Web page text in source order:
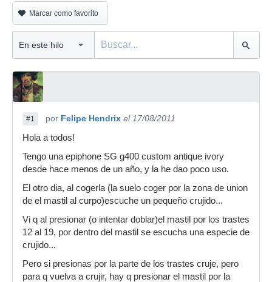
Marcar como favorito
#1 por Felipe Hendrix el 17/08/2011
Hola a todos!
Tengo una epiphone SG g400 custom antique ivory
desde hace menos de un año, y la he dao poco uso.
El otro dia, al cogerla (la suelo coger por la zona de union
de el mastil al curpo)escuche un pequeño crujido...
Vi q al presionar (o intentar doblar)el mastil por los trastes
12 al 19, por dentro del mastil se escucha una especie de
crujido...
Pero si presionas por la parte de los trastes cruje, pero
para q vuelva a crujir, hay q presionar el mastil por la